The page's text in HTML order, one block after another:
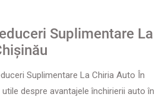
Suplimentare La
Suplimentare La Chiria Auto În
despre avantajele închirierii auto în